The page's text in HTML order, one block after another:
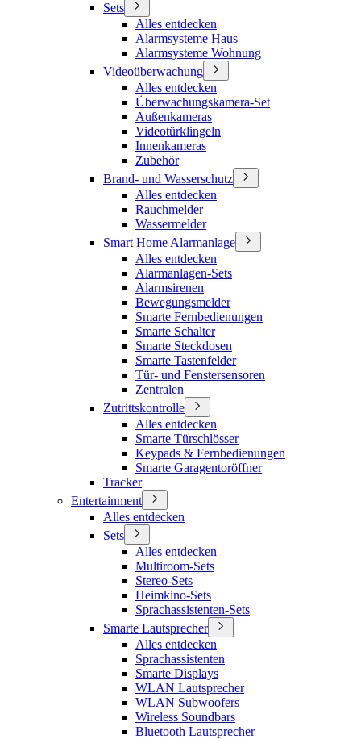
Sets
Alles entdecken
Alarmsysteme Haus
Alarmsysteme Wohnung
Videoüberwachung
Alles entdecken
Überwachungskamera-Set
Außenkameras
Videotürklingeln
Innenkameras
Zubehör
Brand- und Wasserschutz
Alles entdecken
Rauchmelder
Wassermelder
Smart Home Alarmanlage
Alles entdecken
Alarmanlagen-Sets
Alarmsirenen
Bewegungsmelder
Smarte Fernbedienungen
Smarte Schalter
Smarte Steckdosen
Smarte Tastenfelder
Tür- und Fenstersensoren
Zentralen
Zutrittskontrolle
Alles entdecken
Smarte Türschlösser
Keypads & Fernbedienungen
Smarte Garagentoröffner
Tracker
Entertainment
Alles entdecken
Sets
Alles entdecken
Multiroom-Sets
Stereo-Sets
Heimkino-Sets
Sprachassistenten-Sets
Smarte Lautsprecher
Alles entdecken
Sprachassistenten
Smarte Displays
WLAN Lautsprecher
WLAN Subwoofers
Wireless Soundbars
Bluetooth Lautsprecher